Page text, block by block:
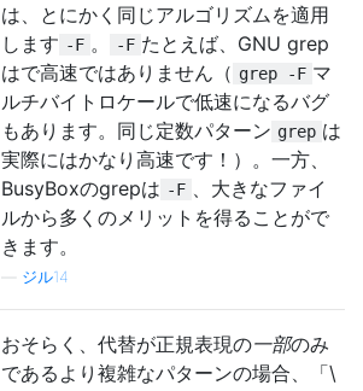
は、とにかく同じアルゴリズムを適用
します -F 。 -F たとえば、GNU grep
はで高速ではありません（ grep -F マ
ルチバイトロケールで低速になるバグ
もあります。同じ定数パターン grep は
実際にはかなり高速です！）。一方、
BusyBoxのgrepは -F
、大きなファイ
ルから多くのメリットを得ることがで
きます。
ジル14
おそらく、代替が正規表現の一部のみ
であるより複雑なパターンの場合、「\